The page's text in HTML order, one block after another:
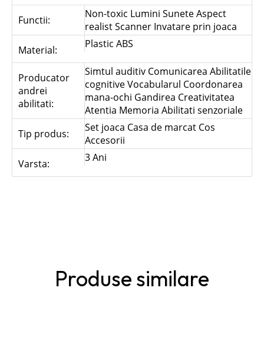
Functii:
Non-toxic Lumini Sunete Aspect
realist Scanner Invatare prin joaca
Material:
Plastic ABS
Producator
andrei
abilitati:
Simtul auditiv Comunicarea Abilitatile
cognitive Vocabularul Coordonarea
mana-ochi Gandirea Creativitatea
Atentia Memoria Abilitati senzoriale
Tip produs:
Set joaca Casa de marcat Cos
Accesorii
Varsta:
3 Ani
Produse similare